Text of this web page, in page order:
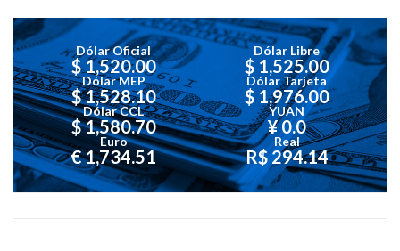
Dólar Oficial
$ 1,520.00
Dólar Libre
$ 1,525.00
Dólar MEP
$ 1,528.10
Dólar Tarjeta
$ 1,976.00
Dólar CCL
$ 1,580.70
YUAN
¥ 0.0
Euro
€ 1,734.51
Real
R$ 294.14